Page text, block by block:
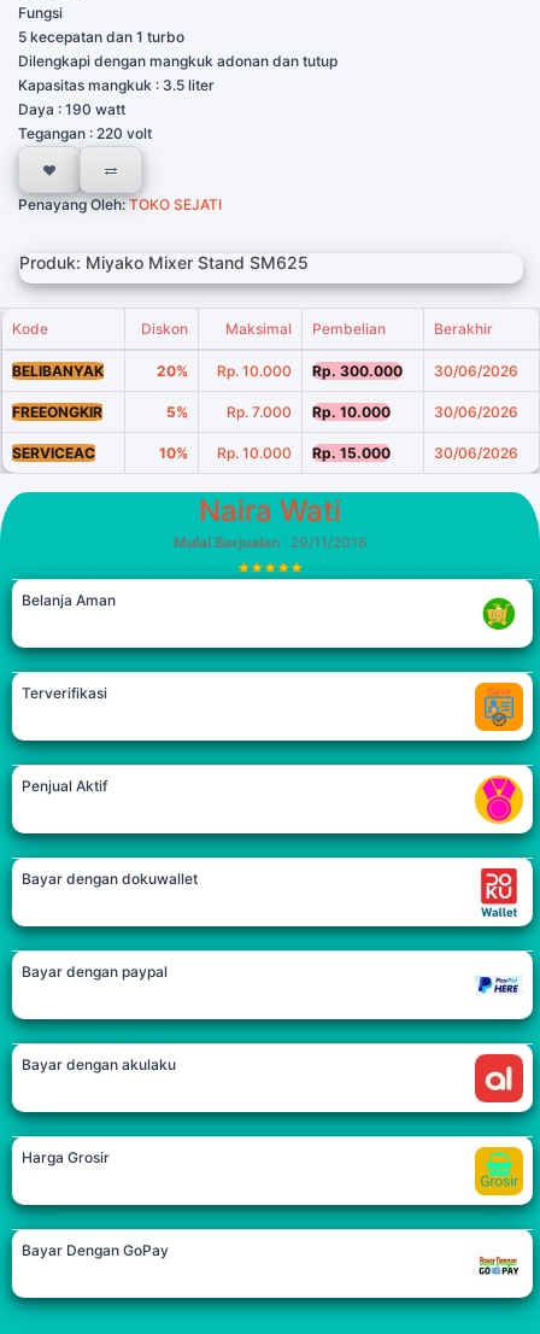
Fungsi
5 kecepatan dan 1 turbo
Dilengkapi dengan mangkuk adonan dan tutup
Kapasitas mangkuk : 3.5 liter
Daya : 190 watt
Tegangan : 220 volt
Penayang Oleh:TOKO SEJATI
Produk: Miyako Mixer Stand SM625
Kode Diskon Maksimal Pembelian Berakhir
BELIBANYAK 20% Rp. 10.000 Rp. 300.000 30/06/2026
FREEONGKIR 5% Rp. 7.000 Rp. 10.000 30/06/2026
SERVICEAC 10% Rp. 10.000 Rp. 15.000 30/06/2026
Naira Wati
Mulai Berjualan: 29/11/2016
Belanja Aman
Terverifikasi
Penjual Aktif
Bayar dengan dokuwallet
Bayar dengan paypal
Bayar dengan akulaku
Harga Grosir
Bayar Dengan GoPay